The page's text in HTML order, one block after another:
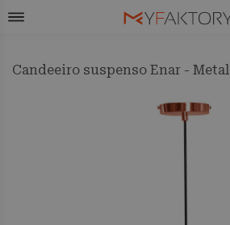
Candeeiro suspenso Enar - Metal